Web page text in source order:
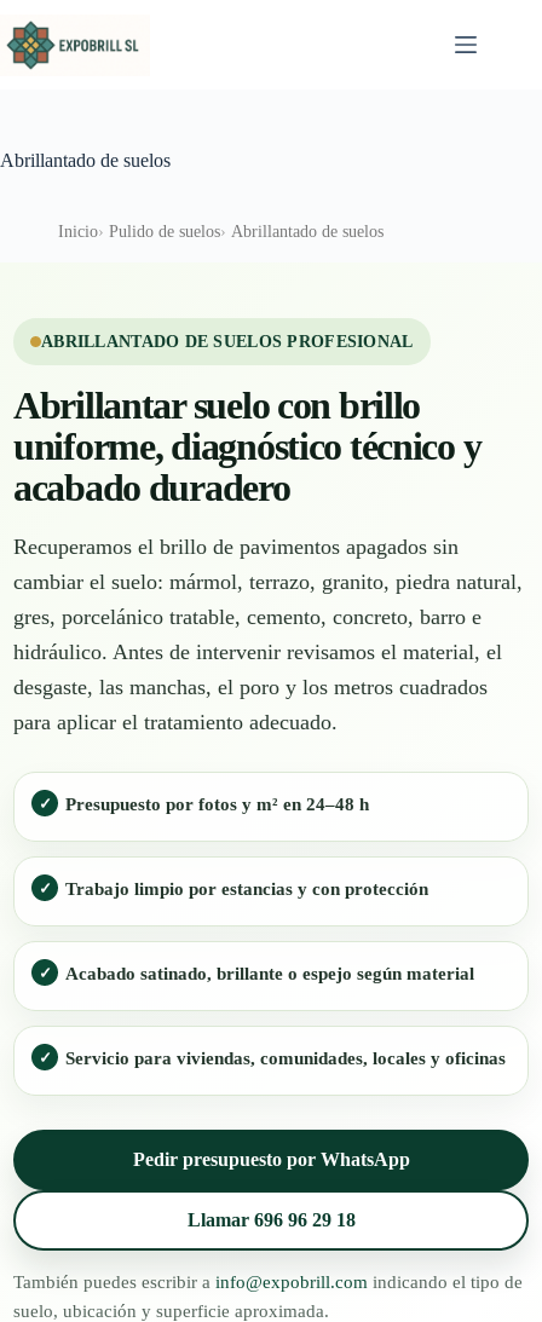
Abrillantado de suelos
Inicio Pulido de suelos Abrillantado de suelos
ABRILLANTADO DE SUELOS PROFESIONAL
Abrillantar suelo con brillo
uniforme, diagnóstico técnico y
acabado duradero
Recuperamos el brillo de pavimentos apagados sin
cambiar el suelo: mármol, terrazo, granito, piedra natural,
gres, porcelánico tratable, cemento, concreto, barro e
hidráulico. Antes de intervenir revisamos el material, el
desgaste, las manchas, el poro y los metros cuadrados
para aplicar el tratamiento adecuado.
Presupuesto por fotos y m² en 24–48 h
Trabajo limpio por estancias y con protección
Acabado satinado, brillante o espejo según material
Servicio para viviendas, comunidades, locales y oficinas
Pedir presupuesto por WhatsApp
Llamar 696 96 29 18
También puedes escribir a info@expobrill.com indicando el tipo de
suelo, ubicación y superficie aproximada.